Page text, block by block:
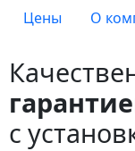
Цены
О
с